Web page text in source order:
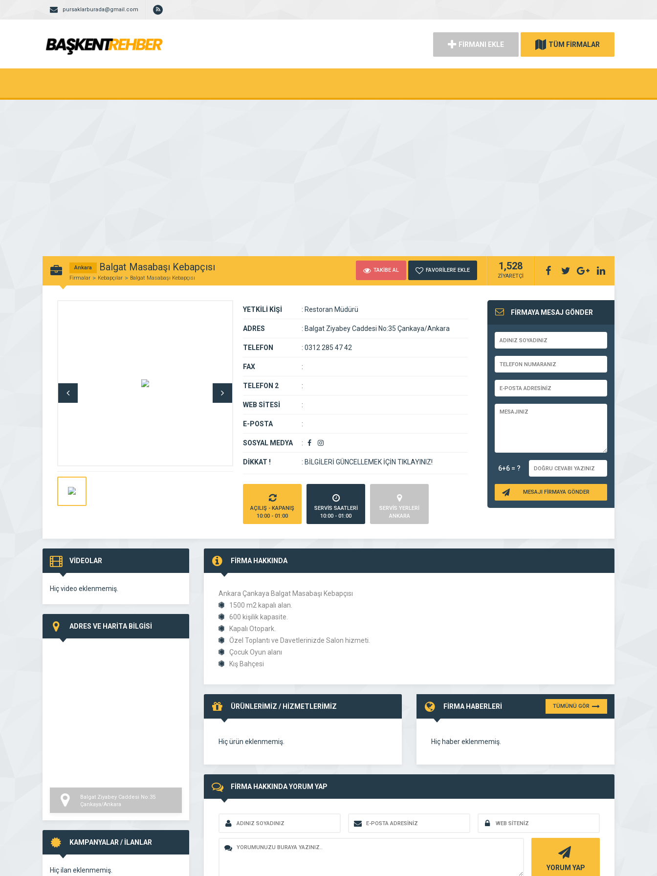
pursaklarburada@gmail.com
FİRMANI EKLE TÜM FİRMALAR
Ankara Balgat Masabaşı Kebapçısı
Firmalar Kebapçılar Balgat Masabaşı Kebapçısı
TAKİBE AL FAVORİLERE EKLE 1,528
ZİYARETÇİ
YETKİLİ KİŞİ : Restoran Müdürü
ADRES : Balgat Ziyabey Caddesi No:35 Çankaya/Ankara
TELEFON : 0312 285 47 42
FAX :
TELEFON 2 :
WEB SİTESİ :
E-POSTA :
SOSYAL MEDYA :
DİKKAT ! : BİLGİLERİ GÜNCELLEMEK İÇİN TIKLAYINIZ!
AÇILIŞ - KAPANIŞ
10:00 - 01:00
SERVİS SAATLERİ
10:00 - 01:00
SERVİS YERLERİ
ANKARA
FİRMAYA MESAJ GÖNDER
6+6 = ?
MESAJI FİRMAYA GÖNDER
VİDEOLAR
Hiç video eklenmemiş.
ADRES VE HARİTA BİLGİSİ
Balgat Ziyabey Caddesi No:35
Çankaya/Ankara
KAMPANYALAR / İLANLAR
Hiç ilan eklenmemiş.
FİRMA HAKKINDA
Ankara Çankaya Balgat Masabaşı Kebapçısı
1500 m2 kapalı alan.
600 kişilik kapasite.
Kapalı Otopark.
Özel Toplantı ve Davetlerinizde Salon hizmeti.
Çocuk Oyun alanı
Kış Bahçesi
ÜRÜNLERİMİZ / HİZMETLERİMİZ
Hiç ürün eklenmemiş.
FİRMA HABERLERİ TÜMÜNÜ GÖR
Hiç haber eklenmemiş.
FİRMA HAKKINDA YORUM YAP
YORUM YAP